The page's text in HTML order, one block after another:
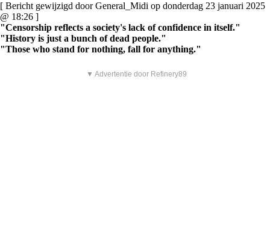
[ Bericht gewijzigd door General_Midi op donderdag 23 januari 2025
@ 18:26 ]
"Censorship reflects a society's lack of confidence in itself."
"History is just a bunch of dead people."
"Those who stand for nothing, fall for anything."
▼ Advertentie door Refinery89